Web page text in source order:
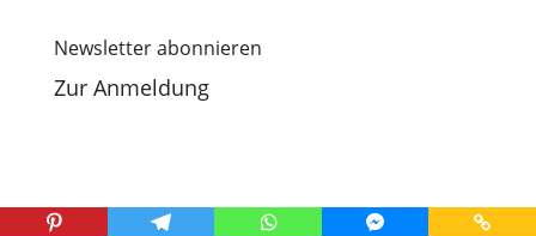
Newsletter abonnieren
Zur Anmeldung